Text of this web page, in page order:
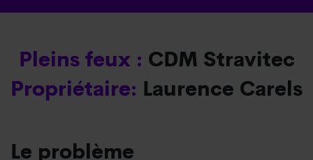
Pleins feux : CDM Stravitec
Propriétaire: Laurence Carels
Le problème